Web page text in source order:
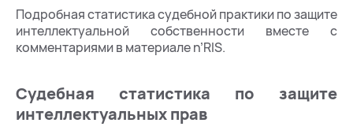
Подробная статистика судебной практики по защите
интеллектуальной собственности вместе с
комментариями в материале n’RIS.
Судебная статистика по защите
интеллектуальных прав